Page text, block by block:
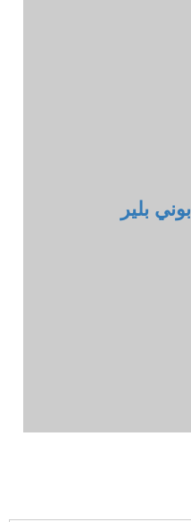
بوني بلير